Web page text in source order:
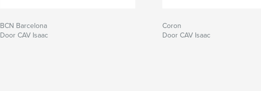
BCN Barcelona
Door CAV Isaac
Coron
Door CAV Isaac